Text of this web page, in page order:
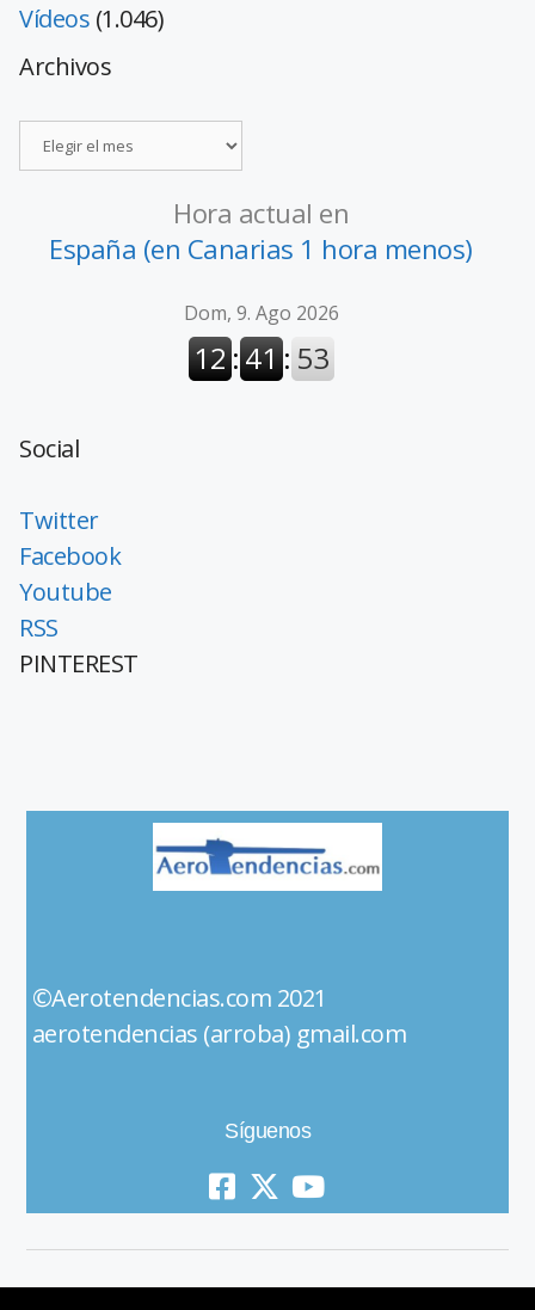
Vídeos (1.046)
Archivos
Hora actual en
España (en Canarias 1 hora menos)
Social
Twitter
Facebook
Youtube
RSS
PINTEREST
©Aerotendencias.com 2021
aerotendencias (arroba) gmail.com
Síguenos